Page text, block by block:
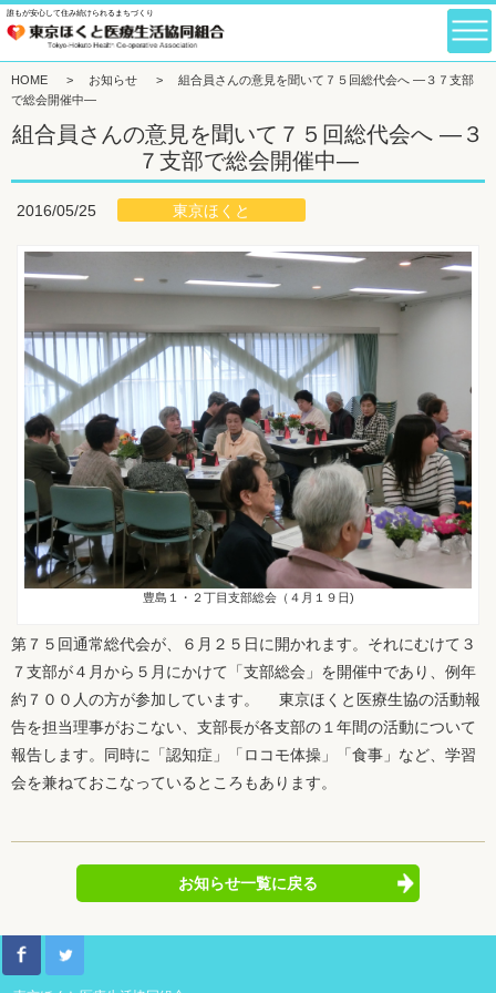
誰もが安心して住み続けられるまちづくり
HOME > お知らせ >
組合員さんの意見を聞いて７５回総代会へ ―３７支部
で総会開催中―
組合員さんの意見を聞いて７５回総代会へ ―３
７支部で総会開催中―
2016/05/25 東京ほくと
豊島１・２丁目支部総会（４月１９日)
第７５回通常総代会が、６月２５日に開かれます。それにむけて３
７支部が４月から５月にかけて「支部総会」を開催中であり、例年
約７００人の方が参加しています。 東京ほくと医療生協の活動報
告を担当理事がおこない、支部長が各支部の１年間の活動について
報告します。同時に「認知症」「ロコモ体操」「食事」など、学習
会を兼ねておこなっているところもあります。
お知らせ一覧に戻る